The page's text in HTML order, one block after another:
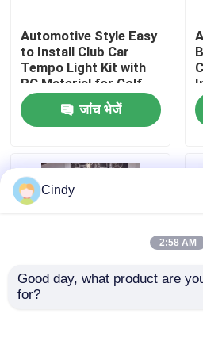
कारखाना भ्रमण
गुणवत्ता नियंत्रण
संपर्क करें
समाचार
गोल्फ कार्ट व्हील कवर
Automotive Style Easy
to Install Club Car
Tempo Light Kit with
PC Material for Golf
Cart LED Light Kit
जांच भेजें
Cindy
2:58 AM
Good day, what product are
for?